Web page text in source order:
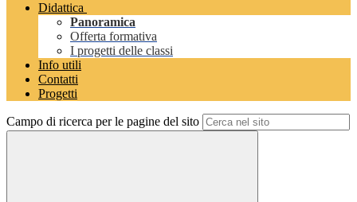
Didattica
Panoramica
Offerta formativa
I progetti delle classi
Info utili
Contatti
Progetti
Campo di ricerca per le pagine del sito